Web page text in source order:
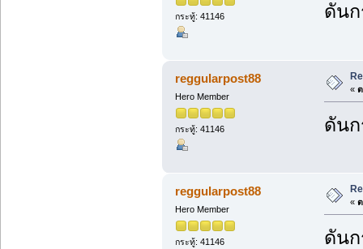
กระทู้: 41146 ดัน
reggularpost88
Hero Member
กระทู้: 41146
«
ดัน
reggularpost88
Hero Member
กระทู้: 41146
«
ดัน